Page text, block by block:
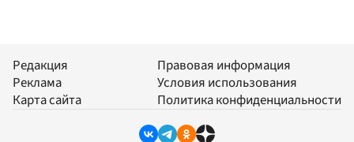
Редакция
Реклама
Карта сайта
Правовая информация
Условия использования
Политика конфиденциальности